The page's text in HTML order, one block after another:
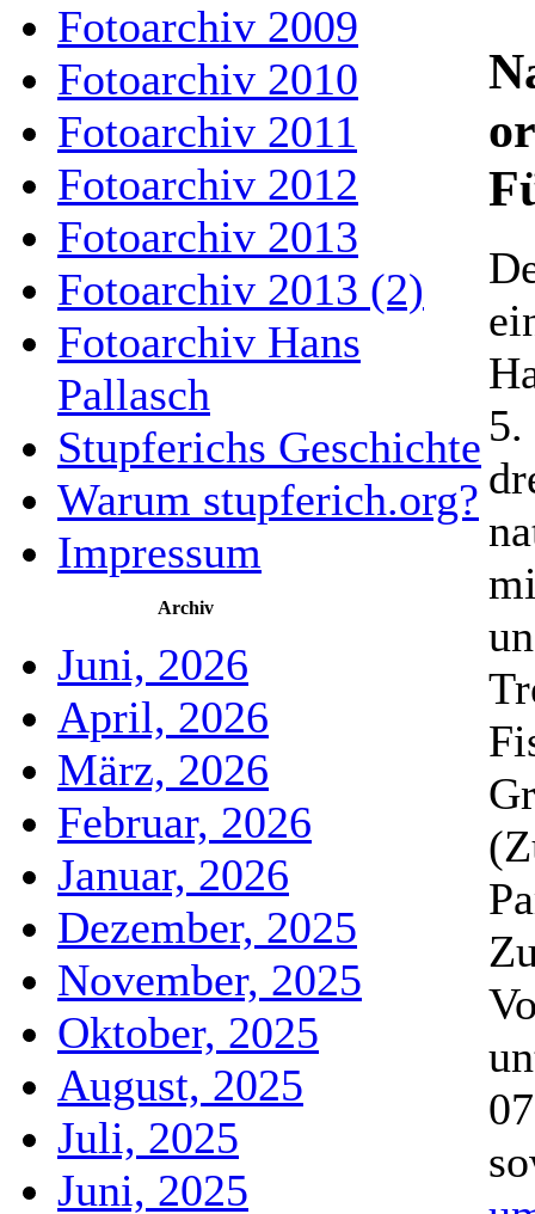
Fotoarchiv 2009
Fotoarchiv 2010
Fotoarchiv 2011
Fotoarchiv 2012
Fotoarchiv 2013
Fotoarchiv 2013 (2)
Fotoarchiv Hans
Pallasch
Stupferichs Geschichte
Warum stupferich.org?
Impressum
Archiv
Juni, 2026
April, 2026
März, 2026
Februar, 2026
Januar, 2026
Dezember, 2025
November, 2025
Oktober, 2025
August, 2025
Juli, 2025
Juni, 2025